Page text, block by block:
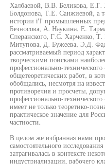
Халбаевой, В.В. Беликова, Е.Г.
Болдонова, Т.Е. Санжиевой, а
истории i'l' промышленных
Безносова, А. Наукина, Е.
Сперанского, Г.С. Харченко, Т.
Митупова, Д. Бужеева, Э.Д.
рассматриваемый период
творческими поисками
профессионально-
общетеоретических работ, в
обобщались, несмотря на
противоречия и просчеты,
профессионально-
имеет не только теоретико-
практическое значение для
частности.
В целом же избранная нами
самостоятельного
затрагивалась в контексте
индустриализации, рабочего